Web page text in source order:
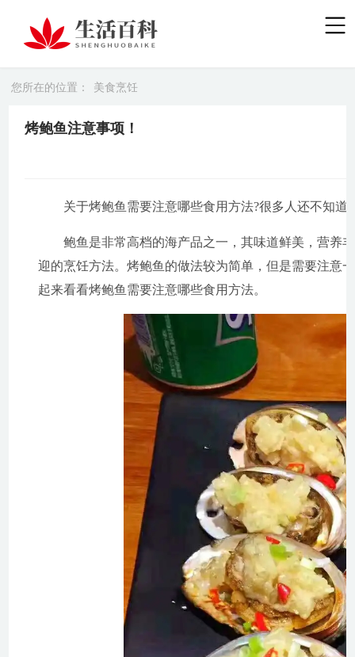
您所在的位置： 美食烹饪
烤鲍鱼注意事项！
关于烤鲍鱼需要注意哪些食用方法?很多人还不知道
鲍鱼是非常高档的海产品之一，其味道鲜美，营养
迎的烹饪方法。烤鲍鱼的做法较为简单，但是需要注意
起来看看烤鲍鱼需要注意哪些食用方法。